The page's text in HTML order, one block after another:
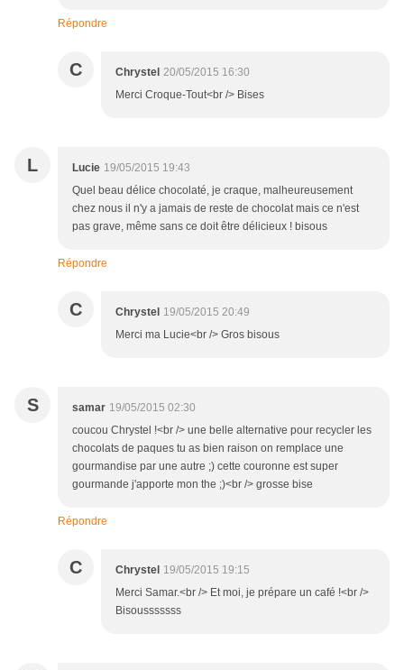
Répondre
C Chrystel 20/05/2015 16:30
Merci Croque-Tout<br /> Bises
L Lucie 19/05/2015 19:43
Quel beau délice chocolaté, je craque, malheureusement
chez nous il n'y a jamais de reste de chocolat mais ce n'est
pas grave, même sans ce doit être délicieux ! bisous
Répondre
C Chrystel 19/05/2015 20:49
Merci ma Lucie<br /> Gros bisous
S samar 19/05/2015 02:30
coucou Chrystel !<br /> une belle alternative pour recycler les
chocolats de paques tu as bien raison on remplace une
gourmandise par une autre ;) cette couronne est super
gourmande j'apporte mon the ;)<br /> grosse bise
Répondre
C Chrystel 19/05/2015 19:15
Merci Samar.<br /> Et moi, je prépare un café !<br />
Bisousssssss